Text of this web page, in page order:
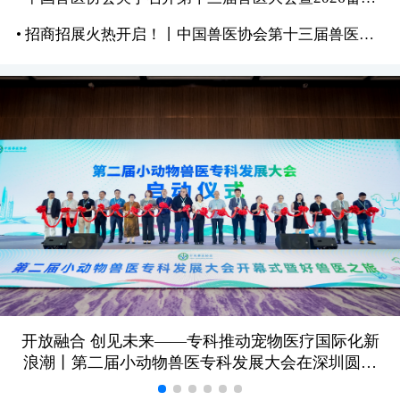
• 招商招展火热开启！丨中国兽医协会第十三届兽医大会暨2026畜牧兽医展览会
开放融合 创见未来——专科推动宠物医疗国际化新
浪潮丨第二届小动物兽医专科发展大会在深圳圆满
召开